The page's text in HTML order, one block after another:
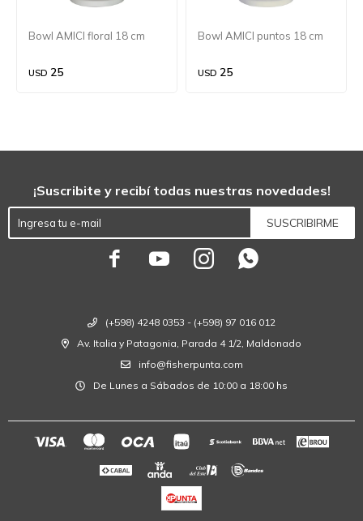
Bowl AMICI floral 18 cm
USD 25
Bowl AMICI puntos 18 cm
USD 25
(+598) 4248 0353 - (+598) 97 016 012
Av. Italia y Patagonia, Parada 4 1/2, Maldonado
info@fisherpunta.com
De Lunes a Sábados de 10:00 a 18:00 hs
¡Suscribite y recibí todas nuestras novedades!
SUSCRIBIRME
   